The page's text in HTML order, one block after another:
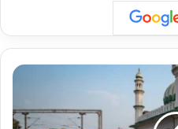
Kashi
स्टेशन